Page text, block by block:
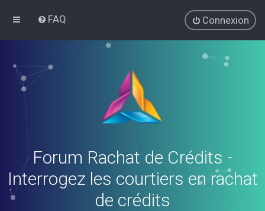
FAQ Connexion
Forum Rachat de Crédits -
Interrogez les courtiers en rachat
de crédits